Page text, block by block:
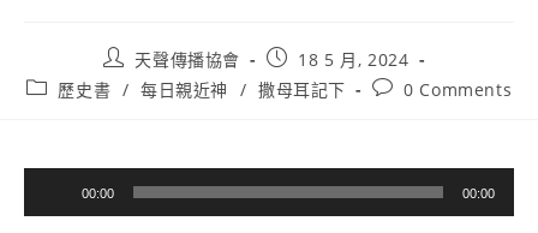
天聲傳播協會
18 5 月, 2024
歷史書 / 每日親近神 / 撒母耳記下 0 Comments
訊
00:00 00:00